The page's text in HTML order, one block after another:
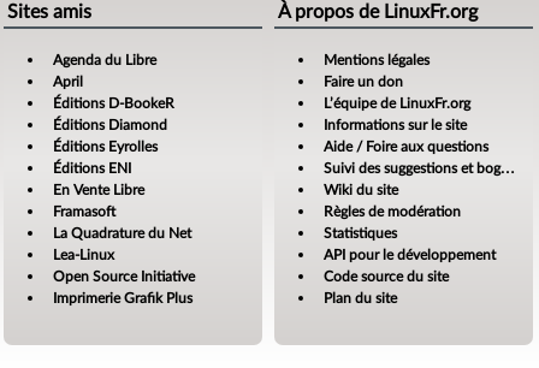
Sites amis
Agenda du Libre
April
Éditions D-BookeR
Éditions Diamond
Éditions Eyrolles
Éditions ENI
En Vente Libre
Framasoft
La Quadrature du Net
Lea-Linux
Open Source Initiative
Imprimerie Grafik Plus
À propos de LinuxFr.org
Mentions légales
Faire un don
L’équipe de LinuxFr.org
Informations sur le site
Aide / Foire aux questions
Suivi des suggestions et bogues
Wiki du site
Règles de modération
Statistiques
API pour le développement
Code source du site
Plan du site